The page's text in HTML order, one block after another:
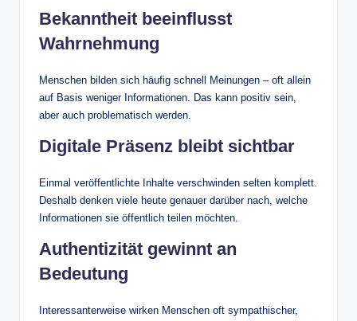
Bekanntheit beeinflusst
Wahrnehmung
Menschen bilden sich häufig schnell Meinungen – oft allein
auf Basis weniger Informationen. Das kann positiv sein,
aber auch problematisch werden.
Digitale Präsenz bleibt sichtbar
Einmal veröffentlichte Inhalte verschwinden selten komplett.
Deshalb denken viele heute genauer darüber nach, welche
Informationen sie öffentlich teilen möchten.
Authentizität gewinnt an
Bedeutung
Interessanterweise wirken Menschen oft sympathischer,